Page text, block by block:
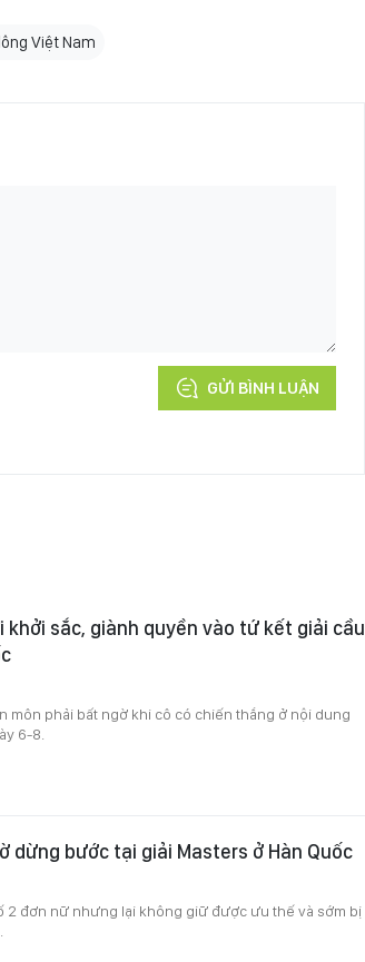
Việt Nam
GỬI BÌNH LUẬN
khởi sắc, giành quyền vào tứ kết giải cầu
môn phải bất ngờ khi cô có chiến thắng ở nội dung
6-8.
dừng bước tại giải Masters ở Hàn Quốc
2 đơn nữ nhưng lại không giữ được ưu thế và sớm bị